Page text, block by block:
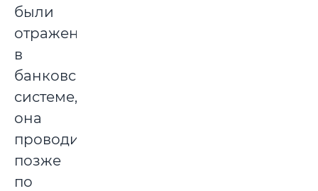
были
отраженные
в
банковской
системе,
она
проводила
позже
по